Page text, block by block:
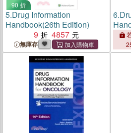
90 折
5.Drug Information
Handbook(26th Edition)
9
4857
無庫存
6.